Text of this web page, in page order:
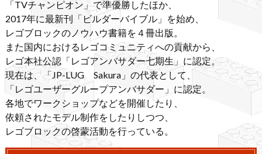
「TVチャンピオン」で準優勝したほか、
2017年に最新刊「ビルダーバイブル」を始め、
レゴブロックのノウハウ書籍を４冊出版。
また国内におけるレゴコミュニティへの貢献から、
レゴ本社公認「レゴアンバサダー七期生」に認定。
現在は、「JP-LUG Sakura」の代表として、
「レゴユーザーグループアンバサダー」に認定。
各地でワークショップなどを開催したり、
依頼されたモデル制作をしたりしつつ、
レゴブロックの啓蒙活動を行っている。